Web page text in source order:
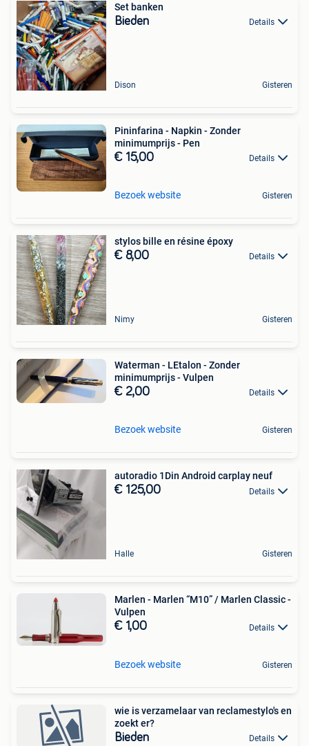
Set banken
Bieden Details
Dison Gisteren
Pininfarina - Napkin - Zonder
minimumprijs - Pen
€ 15,00 Details
Bezoek website Gisteren
stylos bille en résine époxy
€ 8,00 Details
Nimy Gisteren
Waterman - LEtalon - Zonder
minimumprijs - Vulpen
€ 2,00 Details
Bezoek website Gisteren
autoradio 1Din Android carplay neuf
€ 125,00 Details
Halle Gisteren
Marlen - Marlen “M10” / Marlen Classic -
Vulpen
€ 1,00 Details
Bezoek website Gisteren
wie is verzamelaar van reclamestylo's en
zoekt er?
Bieden Details